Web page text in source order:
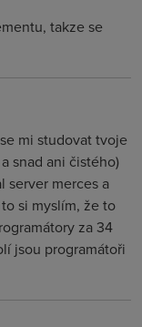
takze se
mi studovat tvoje
snad ani čistého)
server merces a
si myslím, že to
za 34
jsou programátoři